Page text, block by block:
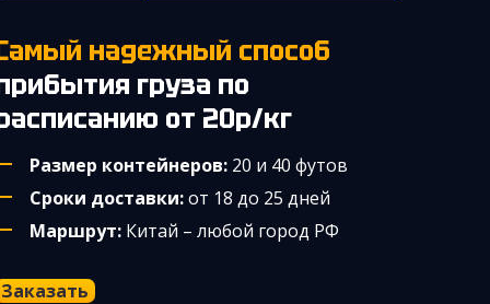
Самый надежный способ
груза по
от 20р/кг
Размер контейнеров: 20 и 40 футов
Сроки доставки:от 18 до 25 дней
Маршрут:Китай – любой город РФ
Заказать